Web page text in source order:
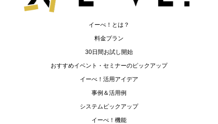
イーべ！とは？
料金プラン
30日間お試し開始
おすすめイベント・セミナーのピックアップ
イーべ！活用アイデア
事例＆活用例
システムピックアップ
イーべ！機能